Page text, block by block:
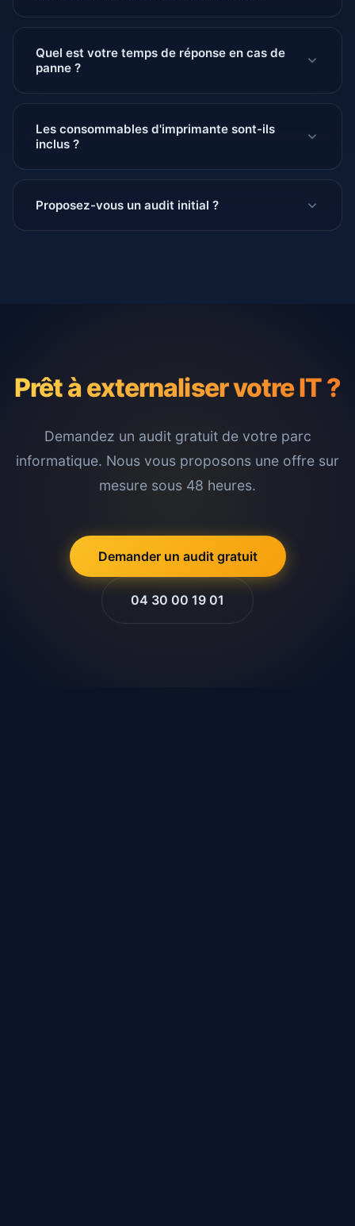
Quel est votre temps de réponse en cas de
panne ?
Les consommables d'imprimante sont-ils
inclus ?
Proposez-vous un audit initial ?
Prêt à externaliser votre IT ?
Demandez un audit gratuit de votre parc
informatique. Nous vous proposons une offre sur
mesure sous 48 heures.
Demander un audit gratuit
04 30 00 19 01